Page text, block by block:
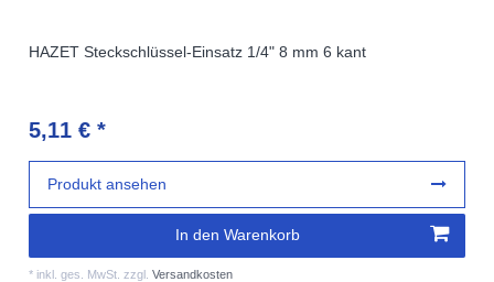
HAZET Steckschlüssel-Einsatz 1/4" 8 mm 6 kant
5,11 € *
In den Warenkorb
* inkl. ges. MwSt. zzgl.Versandkosten
Produkt ansehen